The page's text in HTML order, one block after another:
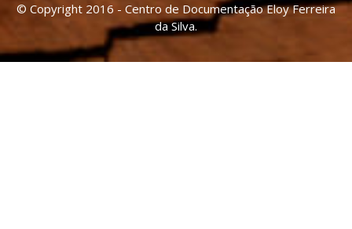
© Copyright 2016 - Centro de Documentação Eloy Ferreira
da Silva.